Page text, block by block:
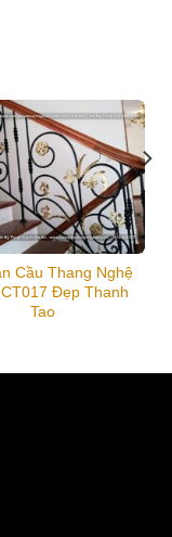
Cầu Thang Nghệ
Đẹp Thanh
Tao